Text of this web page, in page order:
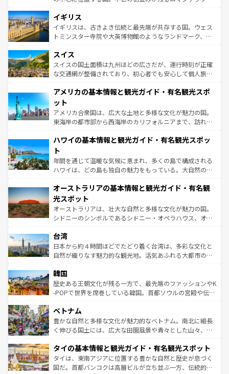
香り高いラベンダー畑など、多彩な楽しみ方が可能だ。さ
らに、パリ以外の地域にも魅力が溢れており、どの街角に
も豊かな歴史と文化が息づいている。パリ以外の個性あふ
を参照してほしい。
顔を持つこの国は、どこを歩いても飽きることがない。ベ
ルリンの文化的活気、バイエルン州のアルプスの絶景、そ
してライン川沿いのワイン畑といった風景は必見。ビール
は、お酒好きな人にはぜひ体験してほしい。 なお、新着の
ドイツ情報はコンテンツ一覧を参照してほしい。
イギリス
イギリスは、古きよき伝統と最先端が共存する国。ウェス
トミンスター寺院や大英博物館のようなランドマーク、歴
リアごとに異なる魅力がある。また、優雅なアフタヌーン
ティー、ビール好きにはたまらない英国パブ、サッカー観
戦など、本場だからこそできる体験も豊富。イギリスを旅
ンツ一覧を参照してほしい。
スイス
スイスの国土面積は九州ほどの広さだが、運行時刻が正確
な交通網が整備されており、初心者でも安心して個人旅行
の建物がそのまま残る町や、スイスならではのユニークな
博物館もあり、アルプス観光だけでなく町歩きも満喫する
ことができる。国民の所得が高いため物価も高いが、旅行
者向けの交通パス提供のサービスもあり、うまく活用すれ
着のスイス情報はコンテンツ一覧を参照してほしい。
アメリカの基本情報と観光ガイド・有名観光スポ
ット
アメリカ合衆国は、広大な土地と多様な文化が魅力の国。
東海岸の都市部から西海岸のカリフォルニアまで、訪れる
のような巨大都市は、観光、ショッピング、エンターテイ
ンメントが詰まった刺激的なスポットだ。一方、アメリカ
西部には大自然が広がり、グランドキャニオンやイエロー
ストーン国立公園といった絶景が堪能できる。さらに、南
文化が魅力。旅行者はアメリカの各地域で異なる魅力を楽
しみながら、その多様性と豊かな歴史を感じることができ
るだろう。車でのロードトリップや列車の旅も、アメリカ
ならではの贅沢な旅のスタイルだ。 なお、新着のアメリカ
情報は コンテンツ一覧 を参照してほしい。
ハワイの基本情報と観光ガイド・有名観光スポッ
ト
年間を通じて温暖な気候に恵まれ、多くの島で構成される
ハワイは、どの島も独自の魅力をもっている。大自然の神
ワイ島は見逃せない。また、定番の観光地といえばオアフ
島だが、静かな自然を求めるならマウイ島やカウアイ島が
おすすめ。エメラルドグリーンに輝く海をはじめ、豊かな
文化や歴史が息づいている。「アロハスピリット」と呼ば
人々、おいしいローカルフードやハワイアンミュージッ
ク、伝統的なフラダンスなど、すべてがハワイの魅力を彩
っている。訪れるたびに新しい発見と感動が待っているハ
はコンテンツ一覧
オーストラリアの基本情報と観光ガイド・有名観
光スポット
オーストラリアは、壮大な自然と多様な文化が魅力の国。
シドニーのシンボルであるシドニー・オペラハウス、オー
リアリーフや大陸中央部にそびえるウルル（エアーズロッ
ク）、タスマニアの美しい原生林やケアンズの熱帯雨林な
ど、見どころがたくさん。また、カフェやワイン、オージ
いる。アクティビティも充実しており、サーフィンやダイ
ビング、ハイキングなど、アウトドア好きにはたまらな
い。オーストラリアの多彩な魅力を存分に味わいつくそ
参照してほしい。
台湾
日本から約４時間ほどでたどり着く台湾は、多彩な文化と
自然が織りなす魅力的な観光地。活気あふれる大都市の台
ン）、静ひつな山岳地帯である台湾東部など、都市の喧騒
と山間の静けさが共存しており、訪れる人に新しい発見と
驚きをもたらしてくれる。また、奥深い台湾の食文化も魅
容にもいいと評判のスイーツなど、バラエティ豊かな料理
が味わえる。 なお、新着の台湾情報は コンテンツ一覧を参
照してほしい。
韓国
歴史ある王朝文化が残る一方で、最先端のファッションやK
-POPで世界を席巻している韓国。首都ソウルの宮殿や伝統
き、地方に足を延ばせば四季折々の自然美を楽しむことが
できる。そして、キムチや焼肉、絶品のストリートフード
まで、さまざまな韓国料理が待っている。夜には、韓国な
リティに包まれながら、韓国の多彩な魅力を心ゆくまで味
わってみてほしい。 なお、新着の韓国情報はコンテンツ一
覧を参照してほしい。
ベトナム
豊かな自然と多様な文化が魅力的なベトナム。南北に細長
く伸びる国土には、広大な田園風景や青々とした山々、世
急速な発展と共に伝統が息づく。ハノイの古い町並みやホ
ーチミン市のフランス統治時代の建物も、独特の雰囲気を
醸し出している。また、バラエティの豊かさとおいしさで
タイの基本情報と観光ガイド・有名観光スポット
タイは、東南アジアに位置する豊かな自然と歴史が息づく
国だ。首都バンコクは高層ビルが立ち並ぶ一方、伝統的な